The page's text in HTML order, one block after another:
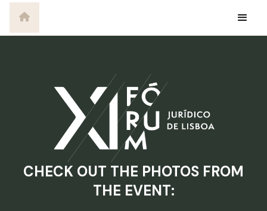
CHECK OUT THE PHOTOS FROM
THE EVENT: